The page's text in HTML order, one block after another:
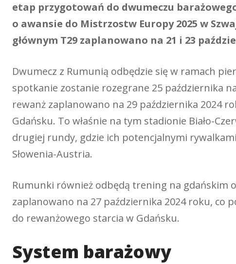
etap przygotowań do dwumeczu
o awansie do Mistrzostw Europy 2025 w
głównym T29 zaplanowano na 21 i 23
Dwumecz z Rumunią odbędzie się w ramach
spotkanie zostanie rozegrane 25 października
rewanż zaplanowano na 29 października 2024
Gdańsku. To właśnie na tym stadionie Biało-
drugiej rundy, gdzie ich potencjalnymi
Słowenia-Austria.
Rumunki również odbędą trening na gdańskim
zaplanowano na 27 października 2024 roku, co
do rewanżowego starcia w Gdańsku.
System barażowy